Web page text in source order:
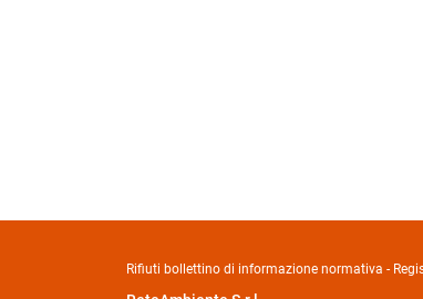
Rifiuti bollettino di informazione normativa -